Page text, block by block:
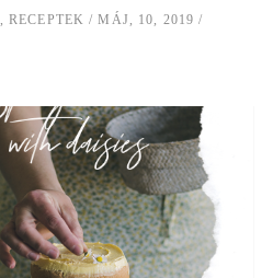
, RECEPTEK
MÁJ, 10, 2019